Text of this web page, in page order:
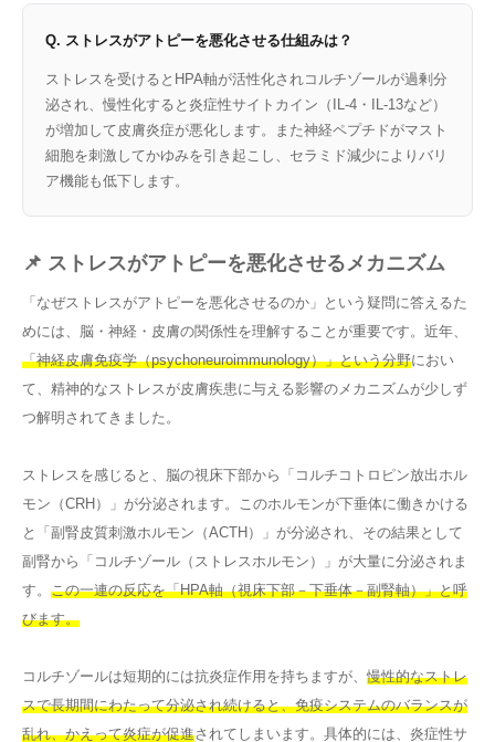
Q. ストレスがアトピーを悪化させる仕組みは？
ストレスを受けるとHPA軸が活性化されコルチゾールが過剰分
泌され、慢性化すると炎症性サイトカイン（IL-4・IL-13など）
が増加して皮膚炎症が悪化します。また神経ペプチドがマスト
細胞を刺激してかゆみを引き起こし、セラミド減少によりバリ
ア機能も低下します。
📌 ストレスがアトピーを悪化させるメカニズム
「なぜストレスがアトピーを悪化させるのか」という疑問に答えるた
めには、脳・神経・皮膚の関係性を理解することが重要です。近年、
「神経皮膚免疫学（psychoneuroimmunology）」という分野におい
て、精神的なストレスが皮膚疾患に与える影響のメカニズムが少しず
つ解明されてきました。
ストレスを感じると、脳の視床下部から「コルチコトロピン放出ホル
モン（CRH）」が分泌されます。このホルモンが下垂体に働きかける
と「副腎皮質刺激ホルモン（ACTH）」が分泌され、その結果として
副腎から「コルチゾール（ストレスホルモン）」が大量に分泌されま
す。 この一連の反応を「HPA軸（視床下部－下垂体－副腎軸）」と呼
びます。
コルチゾールは短期的には抗炎症作用を持ちますが、 慢性的なストレ
スで長期間にわたって分泌され続けると、免疫システムのバランスが
乱れ、かえって炎症が促進されてしまいます。具体的には、炎症性サ